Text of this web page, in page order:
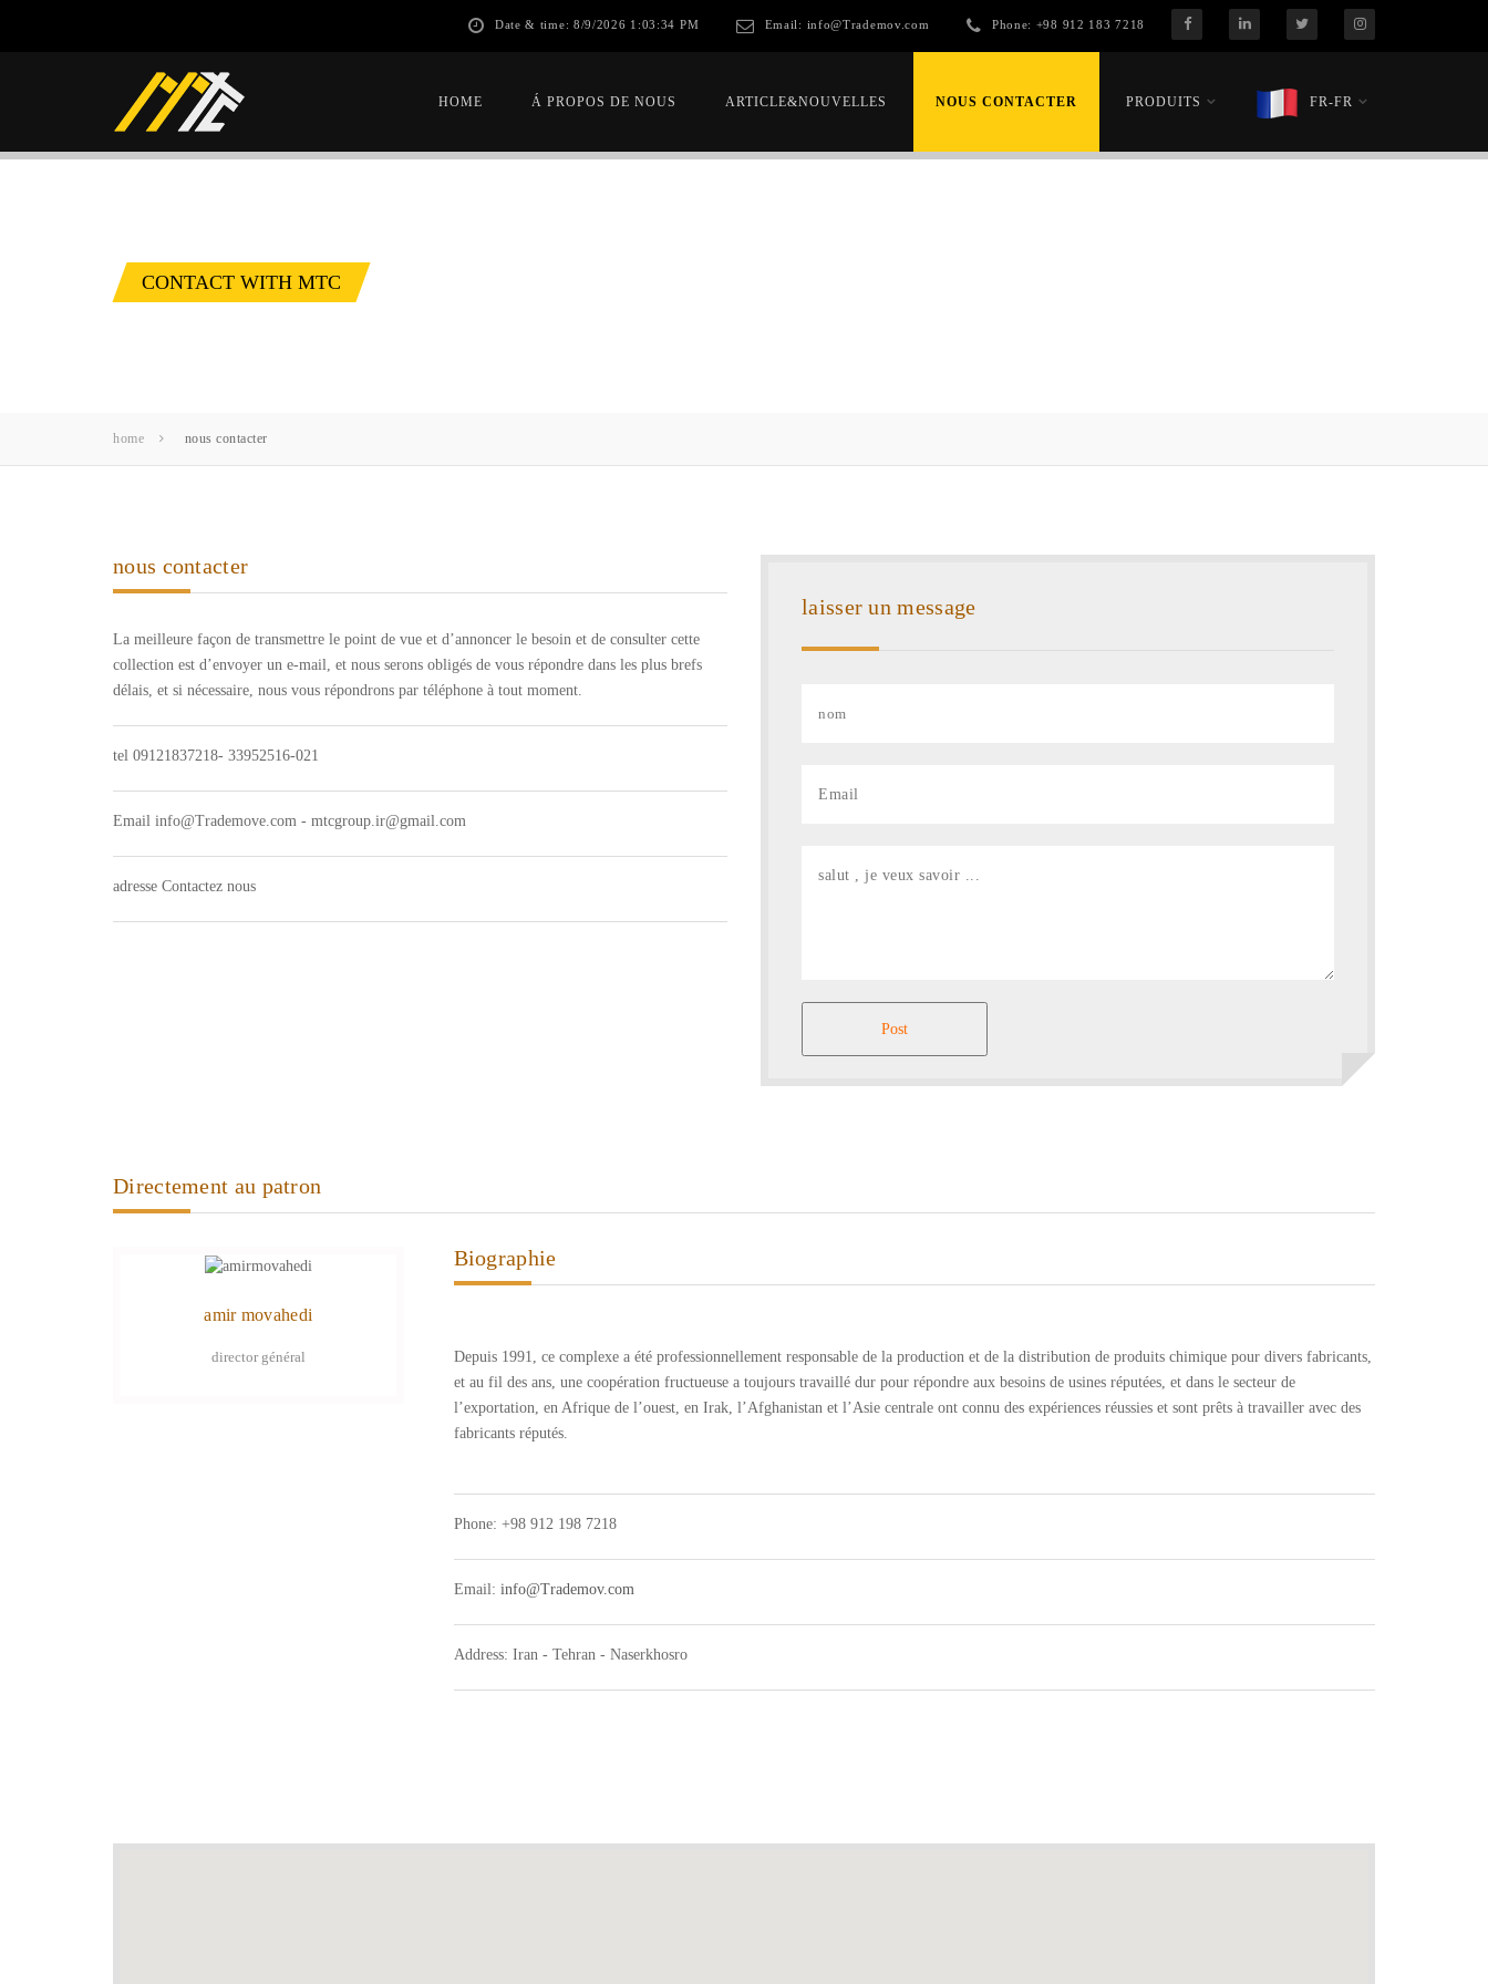
Date & time: 8/9/2026 1:03:34 PM Email: info@Trademov.com Phone: +98 912 183 7218
HOME Á PROPOS DE NOUS ARTICLE&NOUVELLES NOUS CONTACTER PRODUITS FR-FR
CONTACT WITH MTC
home nous contacter
nous contacter
La meilleure façon de transmettre le point de vue et d’annoncer le besoin et de consulter cette
collection est d’envoyer un e-mail, et nous serons obligés de vous répondre dans les plus brefs
délais, et si nécessaire, nous vous répondrons par téléphone à tout moment.
tel 09121837218- 33952516-021
Email info@Trademove.com - mtcgroup.ir@gmail.com
adresse Contactez nous
laisser un message
Post
Directement au patron
amir movahedi
director général
Biographie
Depuis 1991, ce complexe a été professionnellement responsable de la production et de la distribution de produits chimique pour divers fabricants,
et au fil des ans, une coopération fructueuse a toujours travaillé dur pour répondre aux besoins de usines réputées, et dans le secteur de
l’exportation, en Afrique de l’ouest, en Irak, l’Afghanistan et l’Asie centrale ont connu des expériences réussies et sont prêts à travailler avec des
fabricants réputés.
Phone: +98 912 198 7218
Email: info@Trademov.com
Address: Iran - Tehran - Naserkhosro